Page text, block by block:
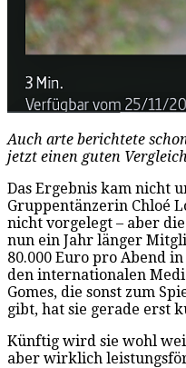
Auch arte berichtete
jetzt einen guten
Das Ergebnis kam nicht
Gruppentänzerin Chloé
nicht vorgelegt – aber
nun ein Jahr länger
80.000 Euro pro Abend
den internationalen
Gomes, die sonst zum
gibt, hat sie gerade erst
Künftig wird sie wohl
aber wirklich